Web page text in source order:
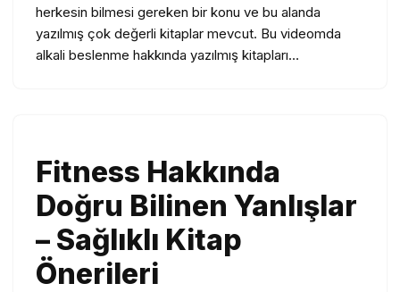
herkesin bilmesi gereken bir konu ve bu alanda
yazılmış çok değerli kitaplar mevcut. Bu videomda
alkali beslenme hakkında yazılmış kitapları…
Fitness Hakkında
Doğru Bilinen Yanlışlar
– Sağlıklı Kitap
Önerileri